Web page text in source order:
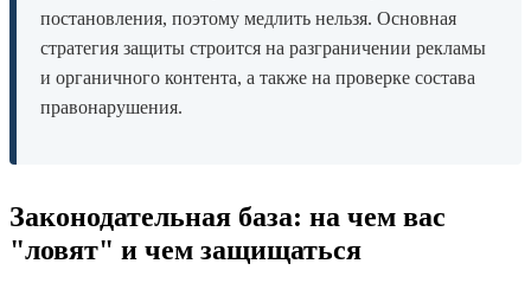
постановления, поэтому медлить нельзя. Основная
стратегия защиты строится на разграничении рекламы
и органичного контента, а также на проверке состава
правонарушения.
Законодательная база: на чем вас
"ловят" и чем защищаться